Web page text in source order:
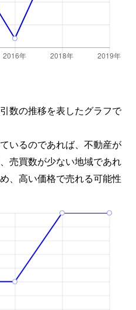
数の推移を表したグラフで
いるのであれば、不動産が
売買数が少ない地域であれ
、高い価格で売れる可能性